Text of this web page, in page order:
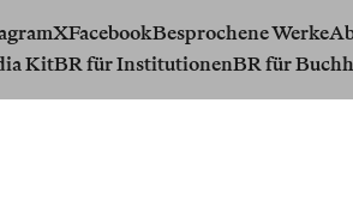
XFacebookBesprochene Werke
KitBR für InstitutionenBR für